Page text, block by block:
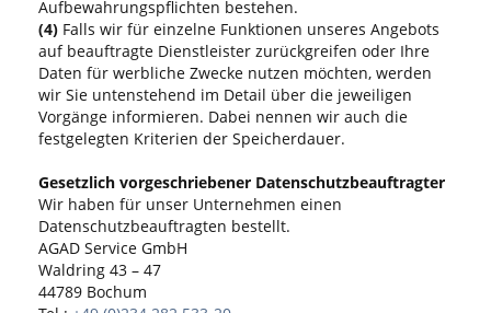
Aufbewahrungspflichten bestehen.
(4) Falls wir für einzelne Funktionen unseres Angebots
auf beauftragte Dienstleister zurückgreifen oder Ihre
Daten für werbliche Zwecke nutzen möchten, werden
wir Sie untenstehend im Detail über die jeweiligen
Vorgänge informieren. Dabei nennen wir auch die
festgelegten Kriterien der Speicherdauer.
Gesetzlich vorgeschriebener Datenschutzbeauftragter
Wir haben für unser Unternehmen einen
Datenschutzbeauftragten bestellt.
AGAD Service GmbH
Waldring 43 – 47
44789 Bochum